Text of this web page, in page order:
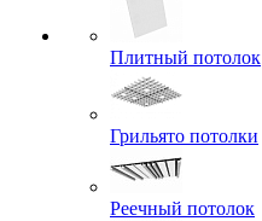
Плитный потолок
Грильято потолки
Реечный потолок